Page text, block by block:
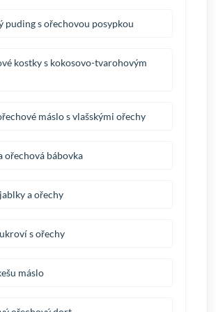
puding s ořechovou posypkou
kostky s kokosovo-tvarohovým
máslo s vlašskými ořechy
ořechová bábovka
a ořechy
s ořechy
máslo